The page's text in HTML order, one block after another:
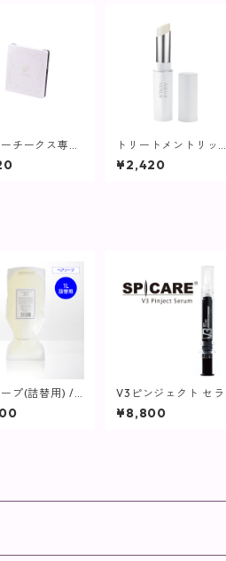
チークス専用
トケース【ヴ
ツ】
トリートメントリップ
【唇の美容液】
¥2,420
プ(詰替用) / 1
・ボディ】
V3ピンジェクト セラ
ム / 10ml【SPICAR
E】
¥8,800